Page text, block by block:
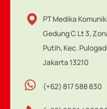
PT Medika
Gedung C Lt 3,
Putih, Kec.
Jakarta 13210
(+62) 817 588 830